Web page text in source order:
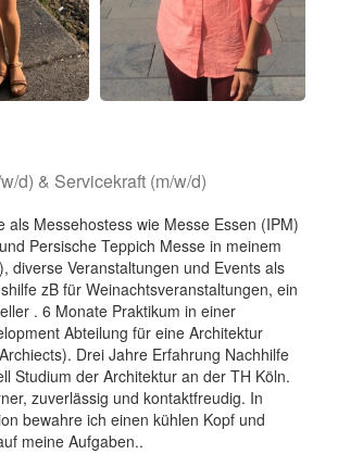
d) & Servicekraft (m/w/d)
als Messehostess wie Messe Essen (IPM)
Persische Teppich Messe in meinem
diverse Veranstaltungen und Events als
zB für Weinachtsveranstaltungen, ein
. 6 Monate Praktikum in einer
Abteilung für eine Architektur
Drei Jahre Erfahrung Nachhilfe
Studium der Architektur an der TH Köln.
zuverlässig und kontaktfreudig. In
bewahre ich einen kühlen Kopf und
meine Aufgaben..